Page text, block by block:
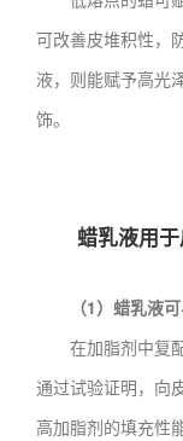
可改善皮堆积性，
液，则能赋予高光
饰。
蜡乳液用
（1）蜡乳液
在加脂剂中复配
通过试验证明，向
高加脂剂的填充性